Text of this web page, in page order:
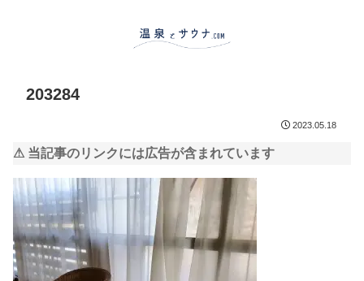
203284
2023.05.18
⚠ 当記事のリンクには広告が含まれています